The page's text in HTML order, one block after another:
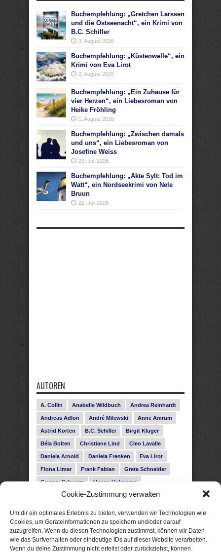
Cookie-Zustimmung verwalten
Um dir ein optimales Erlebnis zu bieten, verwenden wir Technologien wie
Cookies, um Geräteinformationen zu speichern und/oder darauf
zuzugreifen. Wenn du diesen Technologien zustimmst, können wir Daten
wie das Surfverhalten oder eindeutige IDs auf dieser Website verarbeiten.
Wenn du deine Zustimmung nicht erteilst oder zurückziehst, können
Buchempfehlung: „Gretchen Larssen
und die Ostseenacht“, ein Krimi von
B.C. Schiller
3. August 2026
Buchempfehlung: „Küstenwelle“, ein
Krimi von Eva Lirot
2. August 2026
Buchempfehlung: „Ein Zuhause für
vier Herzen“, ein Liebesroman von
Heike Fröhling
1. August 2026
Buchempfehlung: „Zwischen damals
und uns“, ein Liebesroman von
Josefine Weiss
29. Juli 2026
Buchempfehlung: „Akte Sylt: Tod im
Watt“, ein Nordseekrimi von Nele
Bruun
22. Juli 2026
AUTOREN
A. Collin Anabelle Wildbuch Andrea Reinhardt
Andreas Adlon André Milewski Anne Amrum
Astrid Korten B.C. Schiller Birgit Kluger
Béla Bolten Christiane Lind Cleo Lavalle
Daniela Arnold Daniela Frenken Eva Lirot
Fiona Limar Frank Fabian Greta Schneider
Gunnar Schwarz Hanna Holmgren
Heike Fröhling Ina Glahe Ivo Pala J. Vellguth
Leonie Haubrich Lilly Labord Livia Pipes
Malin Blunk Marcus Hünnebeck Martin Krist
Melisa Schwermer Nele Bruun Nika Lubitsch